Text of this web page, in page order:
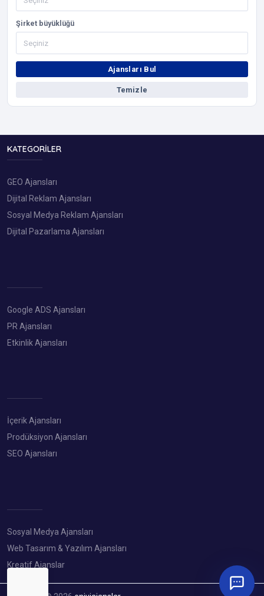
Şirket büyüklüğü
Ajansları Bul
Temizle
KATEGORILER
GEO Ajansları
Dijital Reklam Ajansları
Sosyal Medya Reklam Ajansları
Dijital Pazarlama Ajansları
Google ADS Ajansları
PR Ajansları
Etkinlik Ajansları
İçerik Ajansları
Prodüksiyon Ajansları
SEO Ajansları
Sosyal Medya Ajansları
Web Tasarım & Yazılım Ajansları
Kreatif Ajanslar